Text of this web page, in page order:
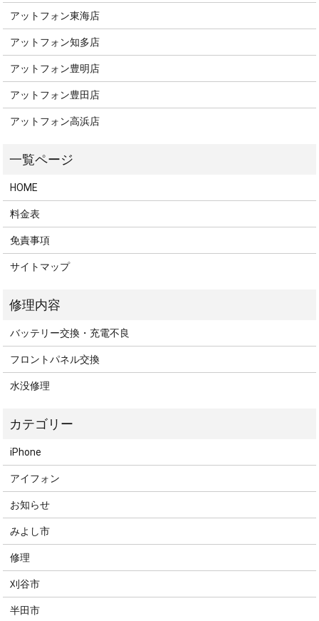
アットフォン東海店
アットフォン知多店
アットフォン豊明店
アットフォン豊田店
アットフォン高浜店
HOME
料金表
免責事項
サイトマップ
バッテリー交換・充電不良
フロントパネル交換
水没修理
iPhone
アイフォン
お知らせ
みよし市
修理
刈谷市
半田市